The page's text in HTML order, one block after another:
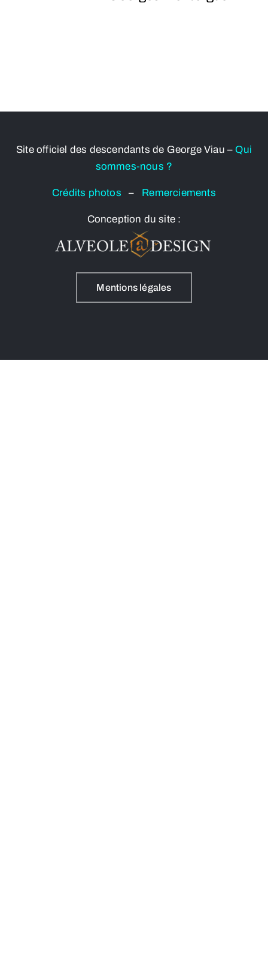
Site officiel des descendants de George Viau – Qui
sommes-nous ?
Crédits photos– Remerciements
Conception du site :
Mentions légales